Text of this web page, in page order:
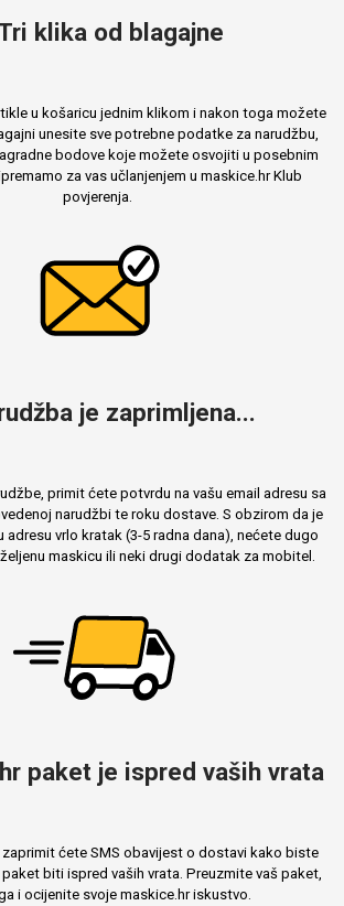
klika od blagajne
u košaricu jednim klikom i nakon toga možete
unesite sve potrebne podatke za narudžbu,
bodove koje možete osvojiti u posebnim
za vas učlanjenjem u maskice.hr Klub
povjerenja.
je zaprimljena...
primit ćete potvrdu na vašu email adresu sa
narudžbi te roku dostave. S obzirom da je
adresu vrlo kratak (3-5 radna dana), nećete dugo
maskicu ili neki drugi dodatak za mobitel.
paket je ispred vaših vrata
ćete SMS obavijest o dostavi kako biste
biti ispred vaših vrata. Preuzmite vaš paket,
i ocijenite svoje maskice.hr iskustvo.